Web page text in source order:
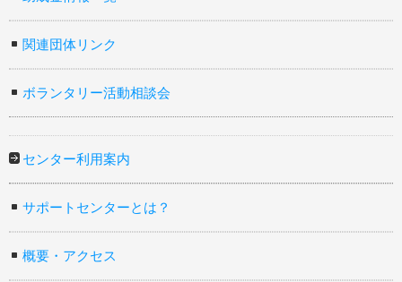
関連団体リンク
ボランタリー活動相談会
センター利用案内
サポートセンターとは？
概要・アクセス